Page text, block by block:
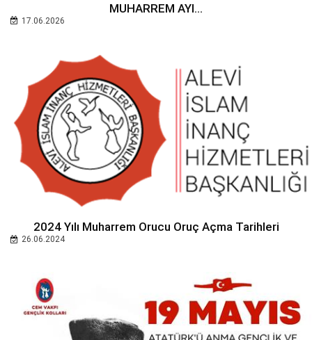
MUHARREM AYI...
17.06.2026
2024 Yılı Muharrem Orucu Oruç Açma Tarihleri
26.06.2024